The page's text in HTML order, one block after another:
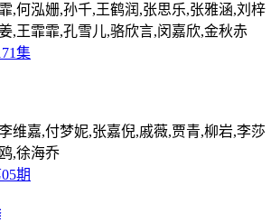
,何泓姗,孙千,王鹤润,张思乐,张雅涵,刘梓
,王霏霏,孔雪儿,骆欣言,闵嘉欣,金秋赤
集
维嘉,付梦妮,张嘉倪,戚薇,贾青,柳岩,李莎
,徐海乔
期